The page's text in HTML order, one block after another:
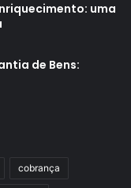
uma
de Bens:
cobrança